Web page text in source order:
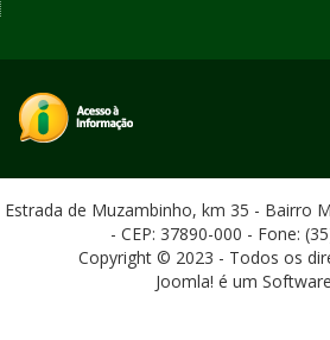
Estrada de Muzambinho, km 35 - Bairro
- CEP: 37890-000 - Fone:
Copyright © 2023 - Todos os
Joomla! é um